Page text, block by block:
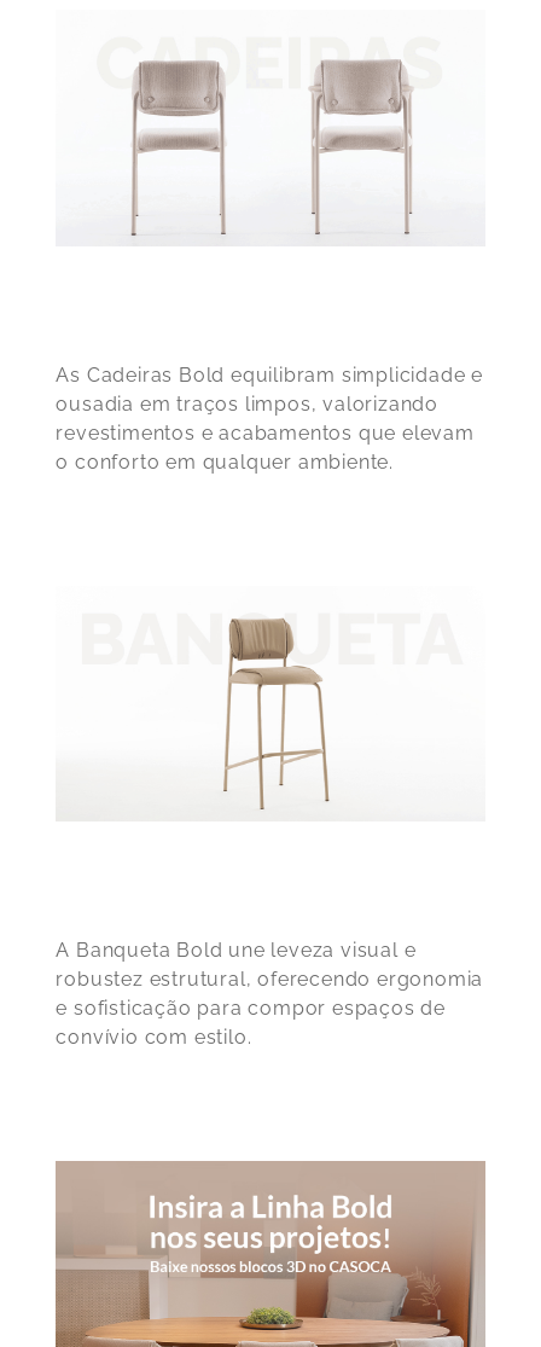
As Cadeiras Bold equilibram simplicidade e
ousadia em traços limpos, valorizando
revestimentos e acabamentos que elevam
o conforto em qualquer ambiente.
A Banqueta Bold une leveza visual e
robustez estrutural, oferecendo ergonomia
e sofisticação para compor espaços de
convívio com estilo.